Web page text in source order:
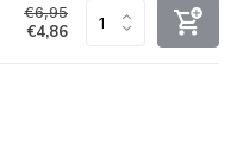
€6,95
€4,86